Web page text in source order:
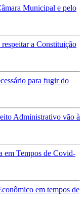
Municipal e pelo
a Constituição
para fugir do
Administrativo vão à
em Tempos de Covid-
em tempos de